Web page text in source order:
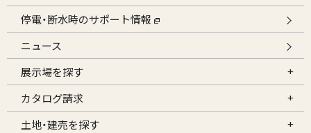
停電・断水時のサポート情報
ニュース
展示場を探す
カタログ請求
土地・建売を探す